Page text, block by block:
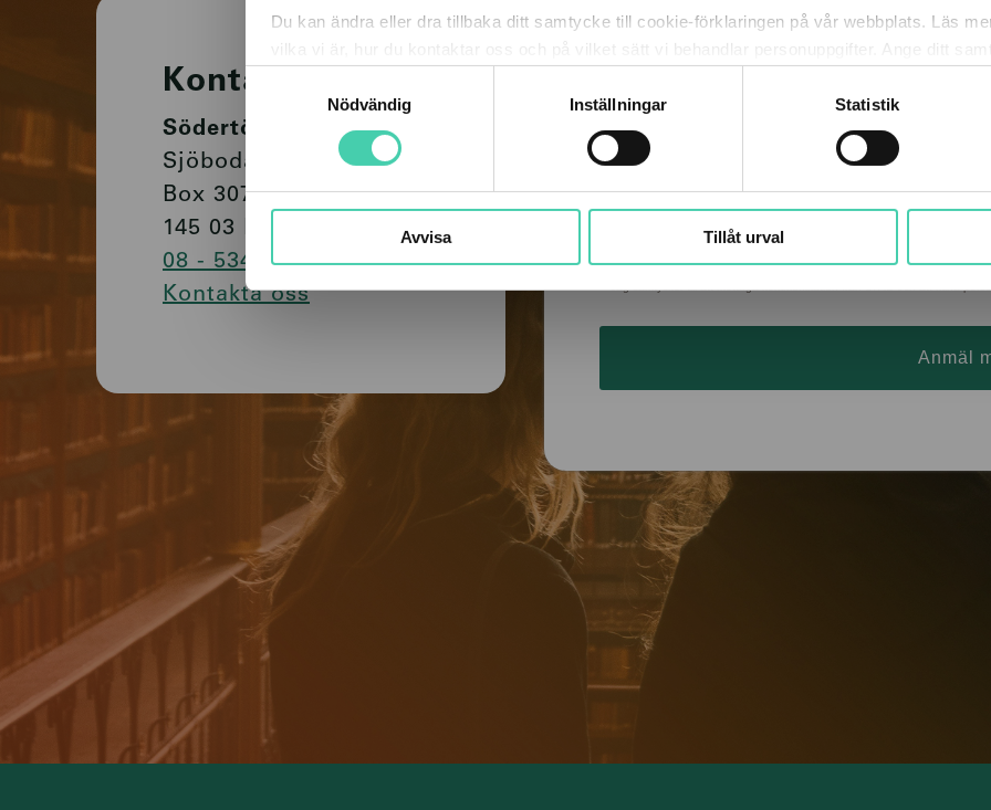
Du kan ändra eller dra tillbaka ditt samtycke till cookie-förklaringen på vår webbplats. Läs
vilka vi är, hur du kontaktar oss och på vilket sätt vi behandlar personuppgifter. Ange ditt
nere till vänster på sidan.
Samtyckesval
Nödvändig
Inställningar Statistik
Avvisa Tillåt urval
Kontakt
Södertörns Fjärrvärme
Sjöbodavägen 5
Box 3073
145 03 Norsborg
08 - 534 705 00
Kontakta oss